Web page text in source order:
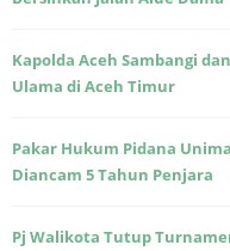
Kapolda Aceh Sambangi
Ulama di Aceh Timur
Pakar Hukum Pidana
Diancam 5 Tahun Penjara
Pj Walikota Tutup